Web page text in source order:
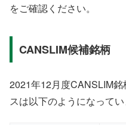
をご確認ください。
CANSLIM候補銘柄
2021年12月度CANSLIM
スは以下のようになってい